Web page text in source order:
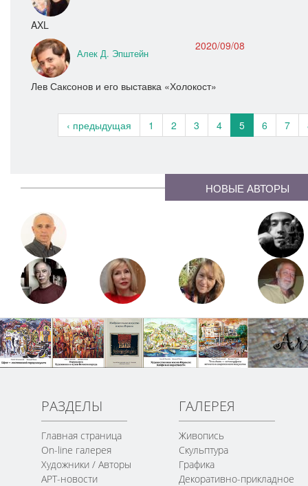
AXL
Алек Д. Эпштейн
2020/09/08
Лев Саксонов и его выставка «Холокост»
‹ предыдущая 1 2 3 4 5 6 7
НОВЫЕ АВТОРЫ
РАЗДЕЛЫ
Главная страница
On-line галерея
Художники / Авторы
АРТ-новости
ГАЛЕРЕЯ
Живопись
Скульптура
Графика
Декоративно-прикладное